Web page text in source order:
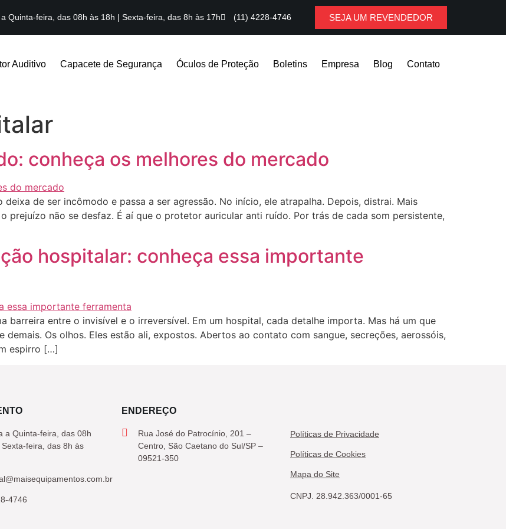
Quinta-feira, das 08h às 18h | Sexta-feira, das 8h às 17h (11) 4228-4746 SEJA UM REVENDEDOR
Auditivo Capacete de Segurança Óculos de Proteção Boletins Empresa Blog Contato
conheça os melhores do mercado
de ser incômodo e passa a ser agressão. No início, ele atrapalha. Depois, distrai. Mais
prejuízo não se desfaz. É aí que o protetor auricular anti ruído. Por trás de cada som persistente,
hospitalar: conheça essa importante
barreira entre o invisível e o irreversível. Em um hospital, cada detalhe importa. Mas há um que
Os olhos. Eles estão ali, expostos. Abertos ao contato com sangue, secreções, aerossóis,
espirro […]
a Quinta-feira, das 08h
feira, das 8h às
4746
ENDEREÇO
Rua José do Patrocínio, 201 –
Centro, São Caetano do Sul/SP –
09521-350
Políticas de Privacidade
Políticas de Cookies
Mapa do Site
CNPJ. 28.942.363/0001-65